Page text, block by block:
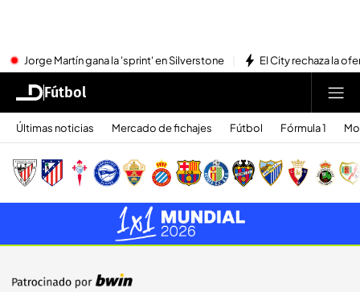
Jorge Martín gana la 'sprint' en Silverstone El City rechaza la
Fútbol
Últimas noticias Mercado de fichajes Fútbol Fórmula 1